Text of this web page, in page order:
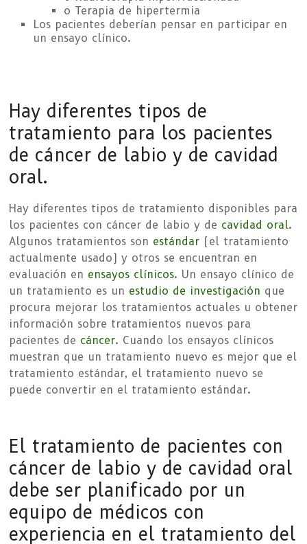
o Terapia de hipertermia
Los pacientes deberían pensar en participar en
un ensayo clínico.
Hay diferentes tipos de
tratamiento para los pacientes
de cáncer de labio y de cavidad
oral.
Hay diferentes tipos de tratamiento disponibles para
los pacientes con cáncer de labio y de cavidad oral.
Algunos tratamientos son estándar (el tratamiento
actualmente usado) y otros se encuentran en
evaluación en ensayos clínicos. Un ensayo clínico de
un tratamiento es un estudio de investigación que
procura mejorar los tratamientos actuales u obtener
información sobre tratamientos nuevos para
pacientes de cáncer. Cuando los ensayos clínicos
muestran que un tratamiento nuevo es mejor que el
tratamiento estándar, el tratamiento nuevo se
puede convertir en el tratamiento estándar.
El tratamiento de pacientes con
cáncer de labio y de cavidad oral
debe ser planificado por un
equipo de médicos con
experiencia en el tratamiento del